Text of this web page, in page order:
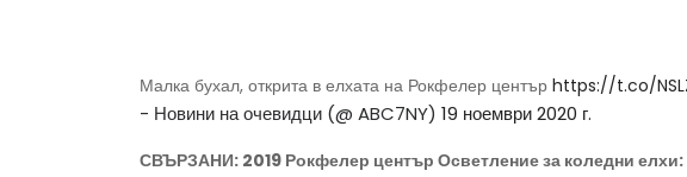
Малка бухал, открита в елхата на Рокфелер център https://t.co/
- Новини на очевидци (@ ABC7NY) 19 ноември 2020 г.
СВЪРЗАНИ: 2019 Рокфелер център Осветление за коледни елхи: